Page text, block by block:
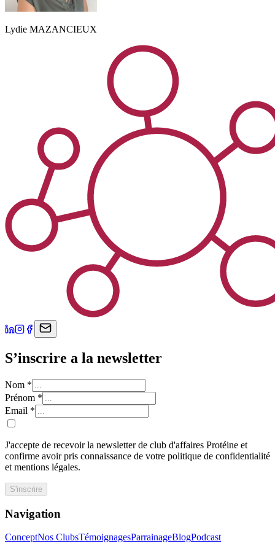
Lydie MAZANCIEUX
S’inscrire a la newsletter
Nom *
Prénom *
Email *
J'accepte de recevoir la newsletter de club d'affaires Protéine et
confirme avoir pris connaissance de votre politique de confidentialité
et mentions légales.
S'inscrire
Navigation
ConceptNos ClubsTémoignagesParrainageBlogPodcast